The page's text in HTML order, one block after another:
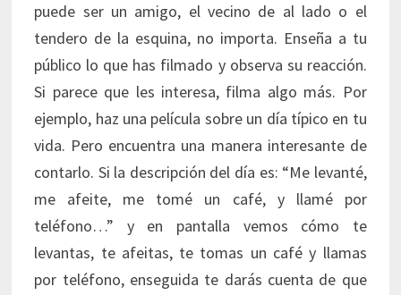
puede ser un amigo, el vecino de al lado o el
tendero de la esquina, no importa. Enseña a tu
público lo que has filmado y observa su reacción.
Si parece que les interesa, filma algo más. Por
ejemplo, haz una película sobre un día típico en tu
vida. Pero encuentra una manera interesante de
contarlo. Si la descripción del día es: “Me levanté,
me afeite, me tomé un café, y llamé por
teléfono…” y en pantalla vemos cómo te
levantas, te afeitas, te tomas un café y llamas
por teléfono, enseguida te darás cuenta de que